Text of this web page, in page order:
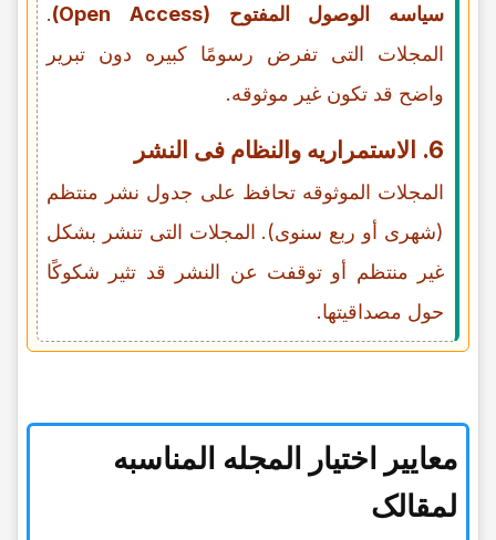
سیاسه الوصول المفتوح (Open Access)
.
المجلات التی تفرض رسومًا کبیره دون تبریر
واضح قد تکون غیر موثوقه.
6. الاستمراریه والنظام فی النشر
المجلات الموثوقه تحافظ على جدول نشر منتظم
(شهری أو ربع سنوی). المجلات التی تنشر بشکل
غیر منتظم أو توقفت عن النشر قد تثیر شکوکًا
حول مصداقیتها.
معاییر اختیار المجله المناسبه
لمقالک